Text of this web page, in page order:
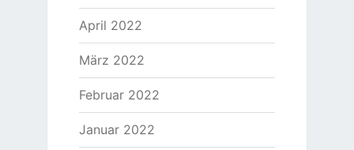
April 2022
März 2022
Februar 2022
Januar 2022